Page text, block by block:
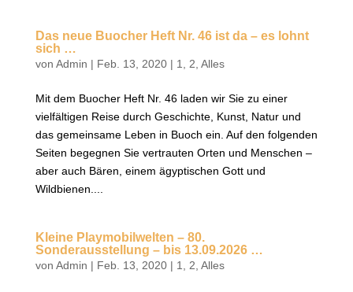
Das neue Buocher Heft Nr. 46 ist da – es lohnt
sich …
von Admin | Feb. 13, 2020| 1 2 Alles
Mit dem Buocher Heft Nr. 46 laden wir Sie zu einer
vielfältigen Reise durch Geschichte, Kunst, Natur und
das gemeinsame Leben in Buoch ein. Auf den folgenden
Seiten begegnen Sie vertrauten Orten und Menschen –
aber auch Bären, einem ägyptischen Gott und
Wildbienen....
Kleine Playmobilwelten – 80.
Sonderausstellung – bis 13.09.2026 …
von Admin | Feb. 13, 2020| 1 2 Alles